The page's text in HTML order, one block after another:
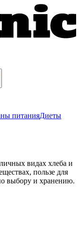
питанияДиеты
видах хлеба и
пользе для
выбору и хранению.